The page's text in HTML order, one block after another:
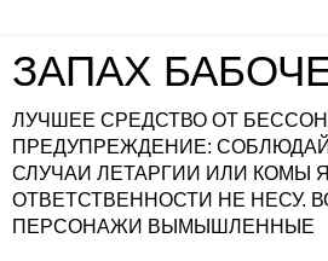
ЗАПАХ
ЛУЧШЕЕ СРЕДСТВО ОТ
ПРЕДУПРЕЖДЕНИЕ:
СЛУЧАИ ЛЕТАРГИИ ИЛИ КОМЫ Я
ОТВЕТСТВЕННОСТИ НЕ НЕСУ.
ПЕРСОНАЖИ ВЫМЫШЛЕННЫЕ